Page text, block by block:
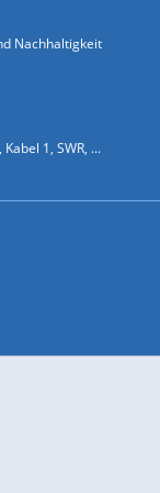
Nachhaltigkeit
1, SWR, ...